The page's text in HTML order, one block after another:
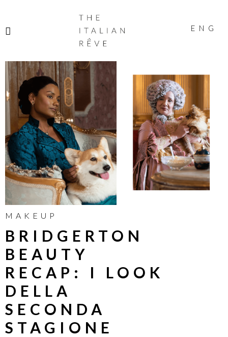
ITALIAN
RÊVE
ENG
MAKEUP
BRIDGERTON
BEAUTY
RECAP: I LOOK
DELLA
SECONDA
STAGIONE